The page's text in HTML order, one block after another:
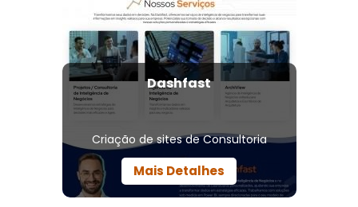
Dashfast
Criação de sites de Consultoria
Mais Detalhes